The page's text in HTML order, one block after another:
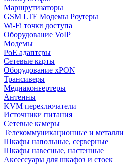
Маршрутизаторы
GSM LTE Модемы Роутеры
Wi-Fi точки доступа
Оборудование VoIP
Модемы
PoE адаптеры
Сетевые карты
Оборудование xPON
Трансиверы
Медиаконвертеры
Антенны
KVM переключатели
Источники питания
Сетевые камеры
Телекоммуникационные и
Шкафы напольные, серверные
Шкафы навесные, настенные
Аксессуары для шкафов и стоек